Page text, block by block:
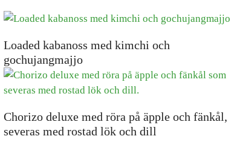
Loaded kabanoss med kimchi och
gochujangmajjo
Chorizo deluxe med röra på äpple och fänkål,
severas med rostad lök och dill